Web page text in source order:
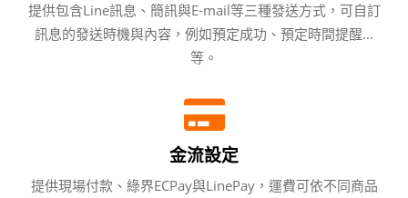
提供包含Line訊息、簡訊與E-mail等三種發送方式，可自訂
訊息的發送時機與內容，例如預定成功、預定時間提醒...
等。
金流設定
提供現場付款、綠界ECPay與LinePay，運費可依不同商品